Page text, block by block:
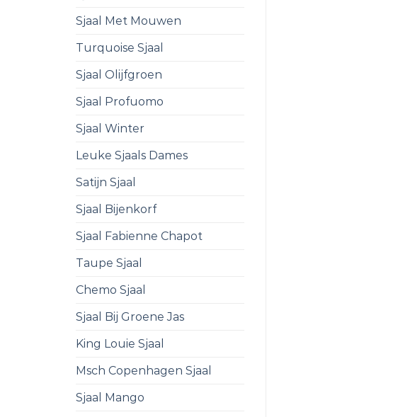
Sjaal Met Mouwen
Turquoise Sjaal
Sjaal Olijfgroen
Sjaal Profuomo
Sjaal Winter
Leuke Sjaals Dames
Satijn Sjaal
Sjaal Bijenkorf
Sjaal Fabienne Chapot
Taupe Sjaal
Chemo Sjaal
Sjaal Bij Groene Jas
King Louie Sjaal
Msch Copenhagen Sjaal
Sjaal Mango